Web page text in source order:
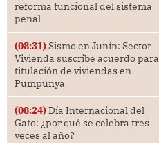
reforma funcional del sistema
penal
(08:31)Sismo en Junín: Sector
Vivienda suscribe acuerdo para
titulación de viviendas en
Pumpunya
(08:24)Día Internacional del
Gato: ¿por qué se celebra tres
veces al año?